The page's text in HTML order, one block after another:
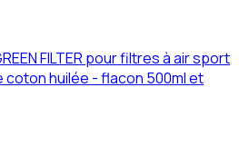
FILTER pour filtres à air sport
huilée - flacon 500ml et